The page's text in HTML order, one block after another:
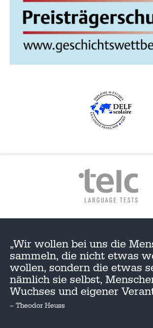
„Wir wollen bei uns die
sammeln, die nicht etwas
wollen, sondern die etwas
nämlich sie selbst,
Wuchses und eigener
– Theodor Heuss